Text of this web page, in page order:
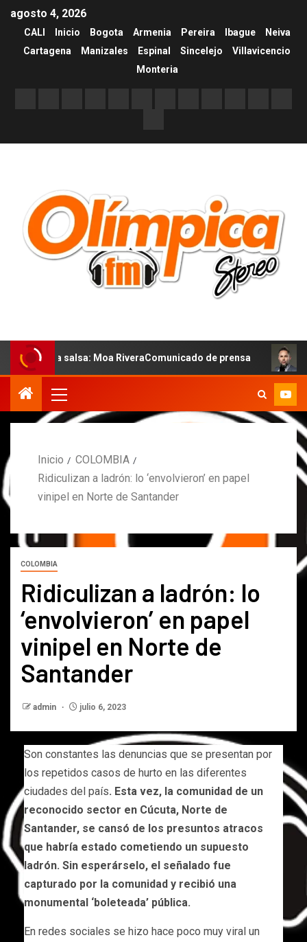
agosto 4, 2026
CALI Inicio Bogota Armenia Pereira Ibague
Neiva
Cartagena
Manizales Espinal Sincelejo
Villavicencio
Monteria
salsa: Moa RiveraComunicado de prensa
Inicio
COLOMBIA
Ridiculizan a ladrón: lo ‘envolvieron’ en papel
vinipel en Norte de Santander
COLOMBIA
Ridiculizan a ladrón: lo
‘envolvieron’ en papel
vinipel en Norte de
Santander
admin julio 6, 2023
Son constantes las denuncias que se presentan por
los repetidos casos de hurto en las diferentes
ciudades del país. Esta vez, la comunidad de un
reconocido sector en Cúcuta, Norte de
Santander, se cansó de los presuntos atracos
que habría estado cometiendo un supuesto
ladrón. Sin esperárselo, el señalado fue
capturado por la comunidad y recibió una
monumental ‘boleteada’ pública.
En redes sociales se hizo hace poco muy viral un